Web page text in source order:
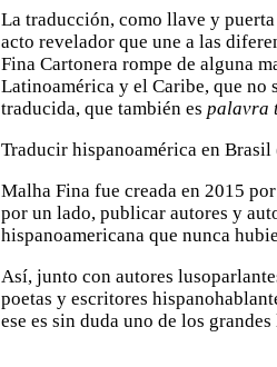
La traducción, como llave y
acto revelador que une a las
Fina Cartonera rompe de alguna
Latinoamérica y el Caribe, que no
traducida, que también es palavra
Traducir hispanoamérica en
Malha Fina fue creada en 2015
por un lado, publicar autores y
hispanoamericana que nunca
Así, junto con autores
poetas y escritores
ese es sin duda uno de los